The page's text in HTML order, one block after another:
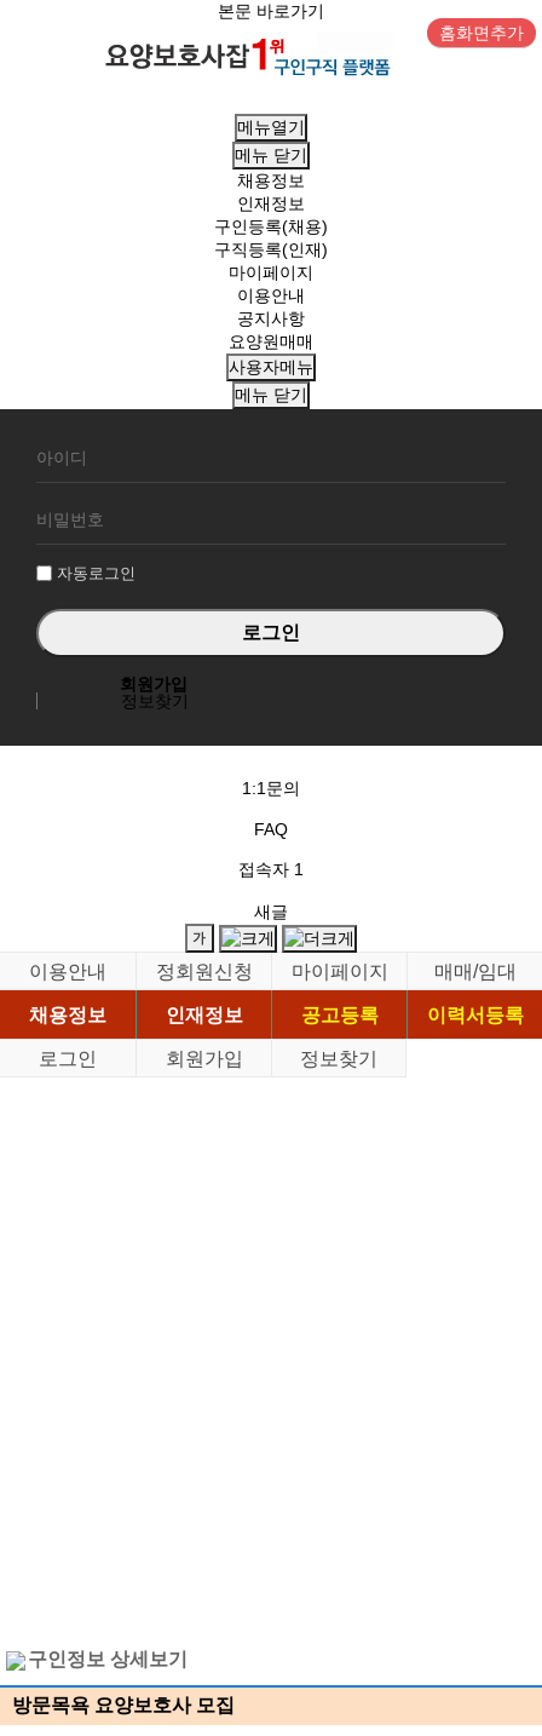
본문 바로가기
홈화면추가
메뉴열기
메뉴 닫기
채용정보
인재정보
구인등록(채용)
구직등록(인재)
마이페이지
이용안내
공지사항
요양원매매
사용자메뉴
메뉴 닫기
원
그
자동로그인
회원가입
정보찾기
1:1문의
FAQ
접속자 1
새글
이용안내 정회원신청 마이페이지
매매/임대
채용정보
인재정보 공고등록
이력서등록
로그인
회원가입 정보찾기
구인정보 상세보기
방문목욕 요양보호사 모집